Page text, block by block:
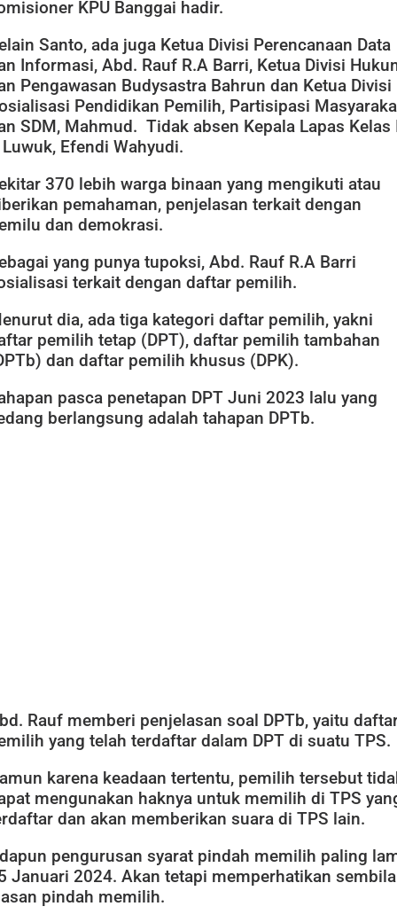
KPU Banggai hadir.
Santo, ada juga Ketua Divisi Perencanaan Data
Informasi, Abd. Rauf R.A Barri, Ketua Divisi
Pengawasan Budysastra Bahrun dan Ketua Divisi
Pendidikan Pemilih, Partisipasi
SDM, Mahmud. Tidak absen Kepala Lapas Kelas
Efendi Wahyudi.
370 lebih warga binaan yang mengikuti atau
pemahaman, penjelasan terkait dengan
dan demokrasi.
yang punya tupoksi, Abd. Rauf R.A Barri
terkait dengan daftar pemilih.
dia, ada tiga kategori daftar pemilih, yakni
pemilih tetap (DPT), daftar pemilih tambahan
dan daftar pemilih khusus (DPK).
pasca penetapan DPT Juni 2023 lalu yang
berlangsung adalah tahapan DPTb.
Rauf memberi penjelasan soal DPTb, yaitu
yang telah terdaftar dalam DPT di suatu TPS.
karena keadaan tertentu, pemilih tersebut
mengunakan haknya untuk memilih di TPS
dan akan memberikan suara di TPS lain.
pengurusan syarat pindah memilih paling
Januari 2024. Akan tetapi memperhatikan
pindah memilih.